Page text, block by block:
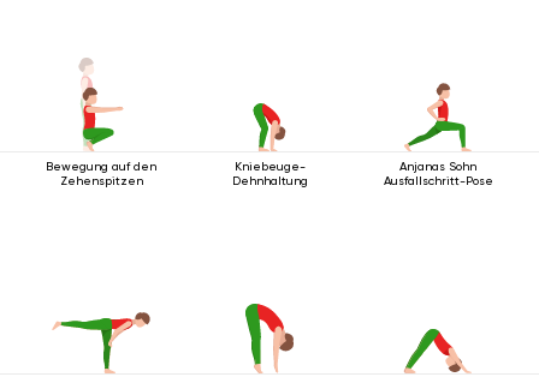
Bewegung auf den
Zehenspitzen
Kniebeuge-
Dehnhaltung
Anjanas Sohn
Ausfallschritt-Pose